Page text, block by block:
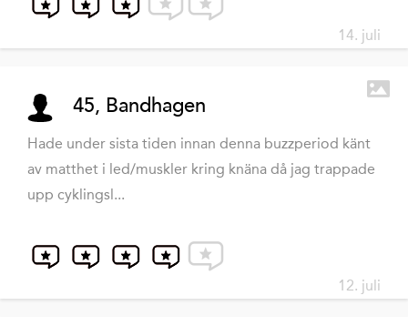
14. juli
45, Bandhagen
Hade under sista tiden innan denna buzzperiod känt
av matthet i led/muskler kring knäna då jag trappade
upp cyklingsl...
12. juli